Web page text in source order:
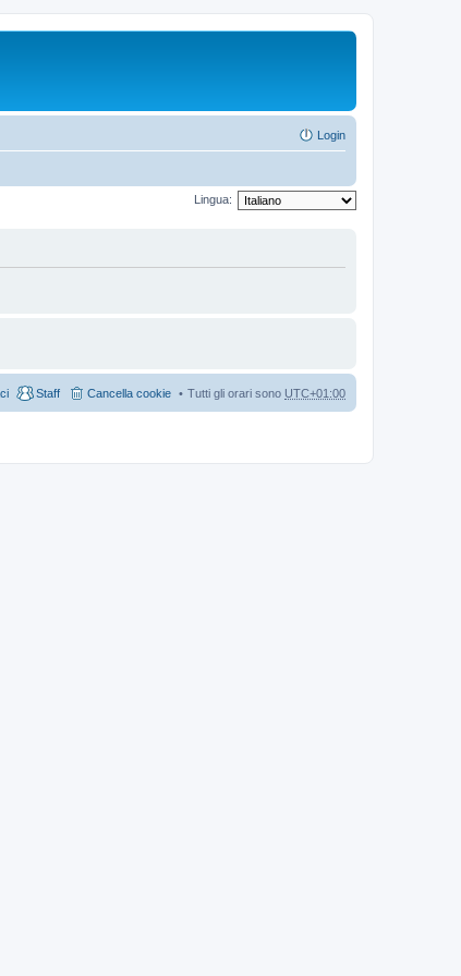
Login
Lingua:
Tutti gli orari sono UTC+01:00
Cancella cookie
Staff